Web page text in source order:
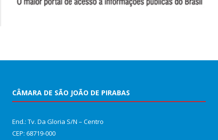
CÂMARA DE SÃO JOÃO DE PIRABAS
End.: Tv. Da Gloria S/N – Centro
CEP: 68719-000